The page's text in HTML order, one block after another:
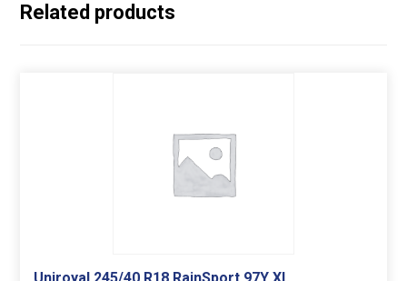
Related products